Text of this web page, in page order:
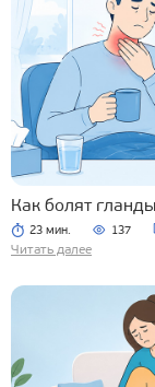
Как болят гланды
23 мин. 137
Читать далее